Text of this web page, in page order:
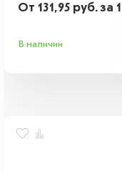
От 131,95 руб.за 1
В наличии